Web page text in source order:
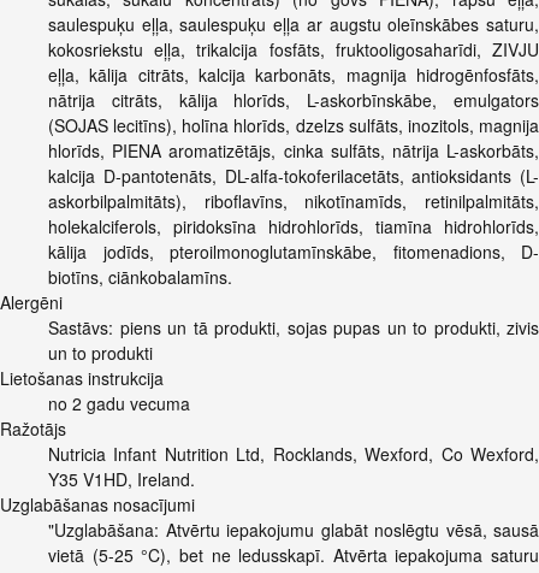
saulespuķu eļļa, saulespuķu eļļa ar augstu oleīnskābes saturu,
kokosriekstu eļļa, trikalcija fosfāts, fruktooligosaharīdi, ZIVJU
eļļa, kālija citrāts, kalcija karbonāts, magnija hidrogēnfosfāts,
nātrija citrāts, kālija hlorīds, L-askorbīnskābe, emulgators
(SOJAS lecitīns), holīna hlorīds, dzelzs sulfāts, inozitols, magnija
hlorīds, PIENA aromatizētājs, cinka sulfāts, nātrija L-askorbāts,
kalcija D-pantotenāts, DL-alfa-tokoferilacetāts, antioksidants (L-
askorbilpalmitāts), riboflavīns, nikotīnamīds, retinilpalmitāts,
holekalciferols, piridoksīna hidrohlorīds, tiamīna hidrohlorīds,
kālija jodīds, pteroilmonoglutamīnskābe, fitomenadions, D-
biotīns, ciānkobalamīns.
Alergēni
Sastāvs: piens un tā produkti, sojas pupas un to produkti, zivis
un to produkti
Lietošanas instrukcija
no 2 gadu vecuma
Ražotājs
Nutricia Infant Nutrition Ltd, Rocklands, Wexford, Co Wexford,
Y35 V1HD, Ireland.
Uzglabāšanas nosacījumi
"Uzglabāšana: Atvērtu iepakojumu glabāt noslēgtu vēsā, sausā
vietā (5-25 °C), bet ne ledusskapī. Atvērta iepakojuma saturu